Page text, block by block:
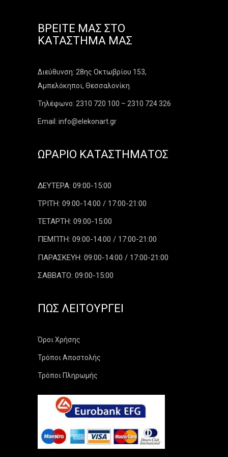
ΒΡΕΊΤΕ ΜΑΣ ΣΤΟ
ΚΑΤΆΣΤΗΜΑ ΜΑΣ
Διεύθυνση: 28ης Οκτωβρίου 153,
Αμπελόκηποι, Θεσσαλονίκη
Τηλέφωνο: 2310 720 100 – 2310 724 326
Email: info@elekonart.gr
ΩΡΆΡΙΟ ΚΑΤΑΣΤΉΜΑΤΟΣ
ΔΕΥΤΕΡΑ: 09:00-15:00
ΤΡΙΤΗ: 09:00-14:00 / 17:00-21:00
ΤΕΤΑΡΤΗ: 09:00-15:00
ΠΕΜΠΤΗ: 09:00-14:00 / 17:00-21:00
ΠΑΡΑΣΚΕΥΗ: 09:00-14:00 / 17:00-21:00
ΣΑΒΒΑΤΟ: 09:00-15:00
ΠΏΣ ΛΕΙΤΟΥΡΓΕΊ
Όροι Χρήσης
Τρόποι Αποστολής
Τρόποι Πληρωμής